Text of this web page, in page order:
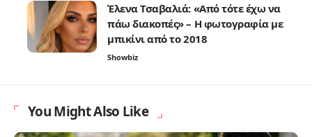
Έλενα Τσαβαλιά: «Από τότε έχω να
πάω διακοπές» – Η φωτογραφία με
μπικίνι από το 2018
Showbiz
You Might Also Like